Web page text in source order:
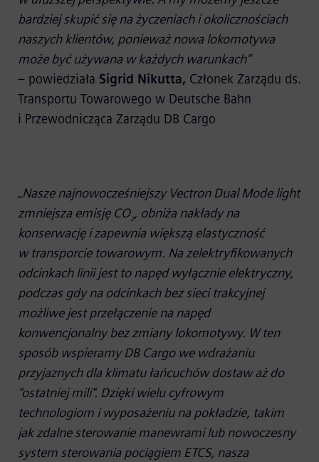
bardziej skupić się na życzeniach i okolicznościach
naszych klientów, ponieważ nowa lokomotywa
może być używana w każdych warunkach”
– powiedziała Sigrid Nikutta, Członek Zarządu ds.
Transportu Towarowego w Deutsche Bahn
i Przewodnicząca Zarządu DB Cargo
„Nasze najnowocześniejszy Vectron Dual Mode light
zmniejsza emisję CO2, obniża nakłady na
konserwację i zapewnia większą elastyczność
w transporcie towarowym. Na zelektryfikowanych
odcinkach linii jest to napęd wyłącznie elektryczny,
podczas gdy na odcinkach bez sieci trakcyjnej
możliwe jest przełączenie na napęd
konwencjonalny bez zmiany lokomotywy. W ten
sposób wspieramy DB Cargo we wdrażaniu
przyjaznych dla klimatu łańcuchów dostaw aż do
"ostatniej mili". Dzięki wielu cyfrowym
technologiom i wyposażeniu na pokładzie, takim
jak zdalne sterowanie manewrami lub nowoczesny
system sterowania pociągiem ETCS, nasza